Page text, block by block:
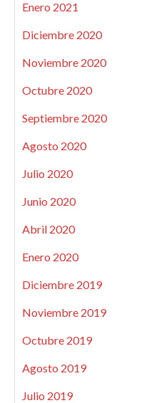
Enero 2021
Diciembre 2020
Noviembre 2020
Octubre 2020
Septiembre 2020
Agosto 2020
Julio 2020
Junio 2020
Abril 2020
Enero 2020
Diciembre 2019
Noviembre 2019
Octubre 2019
Agosto 2019
Julio 2019